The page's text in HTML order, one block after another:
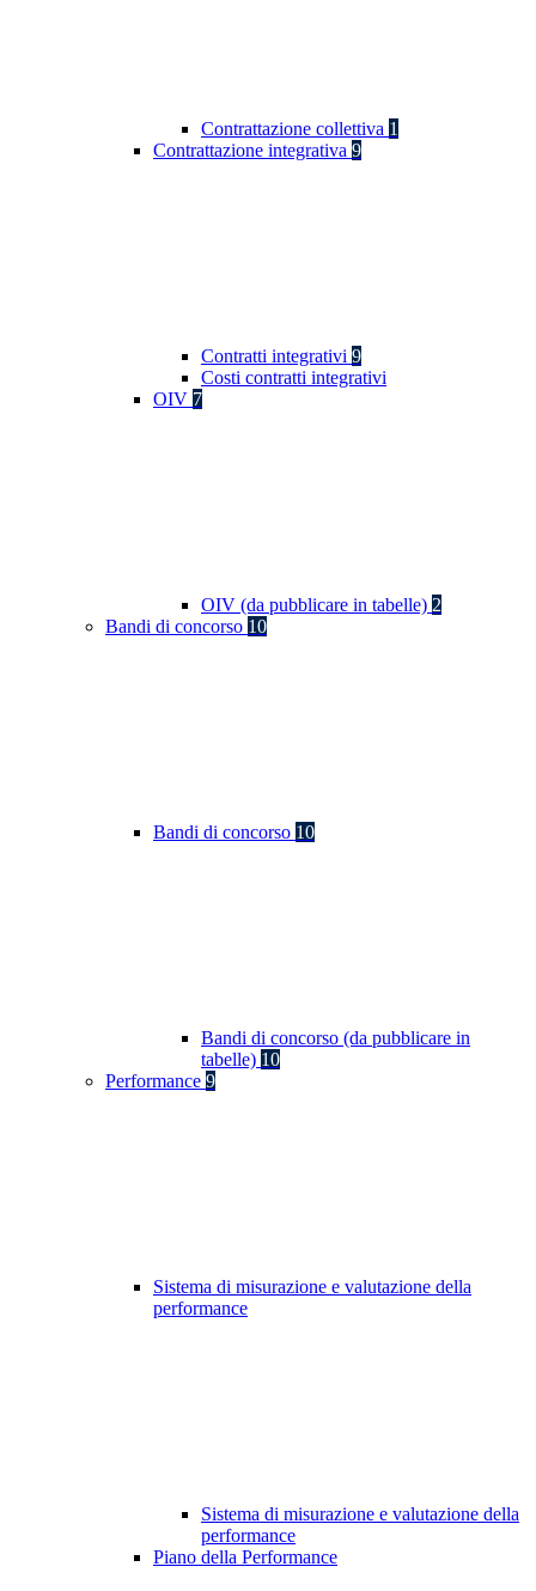
Contrattazione collettiva 1
Contrattazione integrativa 9
Contratti integrativi 9
Costi contratti integrativi
OIV 7
OIV (da pubblicare in tabelle) 2
Bandi di concorso 10
Bandi di concorso 10
Bandi di concorso (da pubblicare in
tabelle) 10
Performance 9
Sistema di misurazione e valutazione della
performance
Sistema di misurazione e valutazione della
performance
Piano della Performance